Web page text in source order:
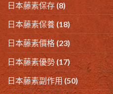
日本藤素保存(8)
日本藤素保養 (18)
日本藤素價格 (23)
日本藤素優勢 (17)
日本藤素副作用(50)